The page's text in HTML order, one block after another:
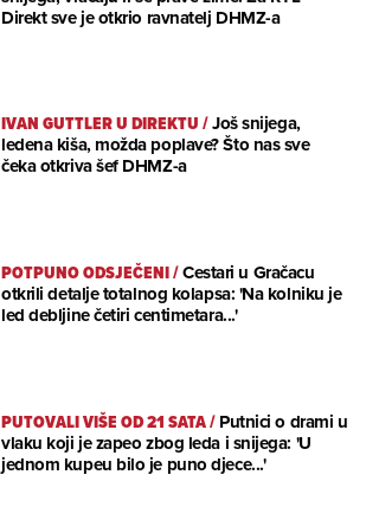
Direkt sve je otkrio ravnatelj DHMZ-a
IVAN GUTTLER U DIREKTU/Još snijega,
ledena kiša, možda poplave? Što nas sve
čeka otkriva šef DHMZ-a
POTPUNO ODSJEČENI/Cestari u Gračacu
otkrili detalje totalnog kolapsa: 'Na kolniku je
led debljine četiri centimetara...'
PUTOVALI VIŠE OD 21 SATA/Putnici o drami u
vlaku koji je zapeo zbog leda i snijega: 'U
jednom kupeu bilo je puno djece...'